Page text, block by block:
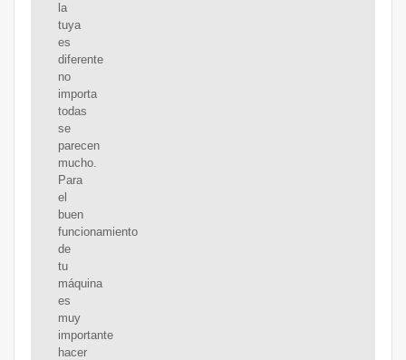
la
tuya
es
diferente
no
importa
todas
se
parecen
mucho.
Para
el
buen
funcionamiento
de
tu
máquina
es
muy
importante
hacer